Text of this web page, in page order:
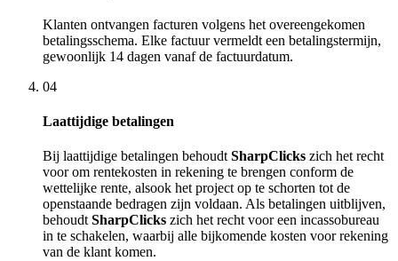
Klanten ontvangen facturen volgens het overeengekomen
betalingsschema. Elke factuur vermeldt een betalingstermijn,
gewoonlijk 14 dagen vanaf de factuurdatum.
04
Laattijdige betalingen
Bij laattijdige betalingen behoudt SharpClicks zich het recht
voor om rentekosten in rekening te brengen conform de
wettelijke rente, alsook het project op te schorten tot de
openstaande bedragen zijn voldaan. Als betalingen uitblijven,
behoudt SharpClicks zich het recht voor een incassobureau
in te schakelen, waarbij alle bijkomende kosten voor rekening
van de klant komen.